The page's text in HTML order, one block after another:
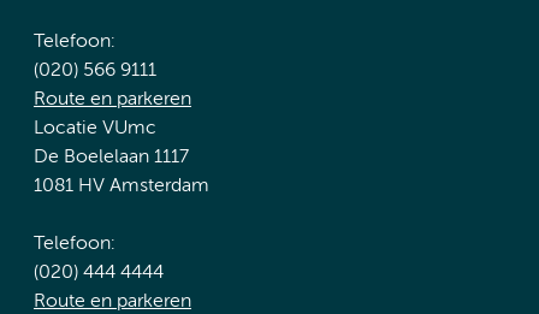
Telefoon:
(020) 566 9111
Route en parkeren
Locatie VUmc
De Boelelaan 1117
1081 HV Amsterdam
Telefoon:
(020) 444 4444
Route en parkeren